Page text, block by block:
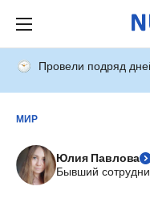
Провели подряд
МИР
Юлия Павлова
Бывший